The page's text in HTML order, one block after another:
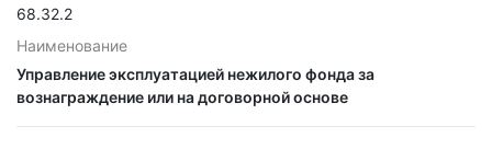
68.32.2
Наименование
Управление эксплуатацией нежилого фонда за
вознаграждение или на договорной основе